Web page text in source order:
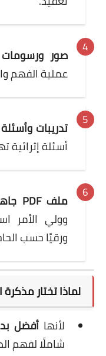
صور ورسومات
عملية الفهم
تدريبات
أسئلة إثرائية
ملف PDF جاهز للطباعة
وولي الأمر
ورقيًا حسب
لماذا تختار مذكرة
لأنها أفضل
شاملًا لفهم